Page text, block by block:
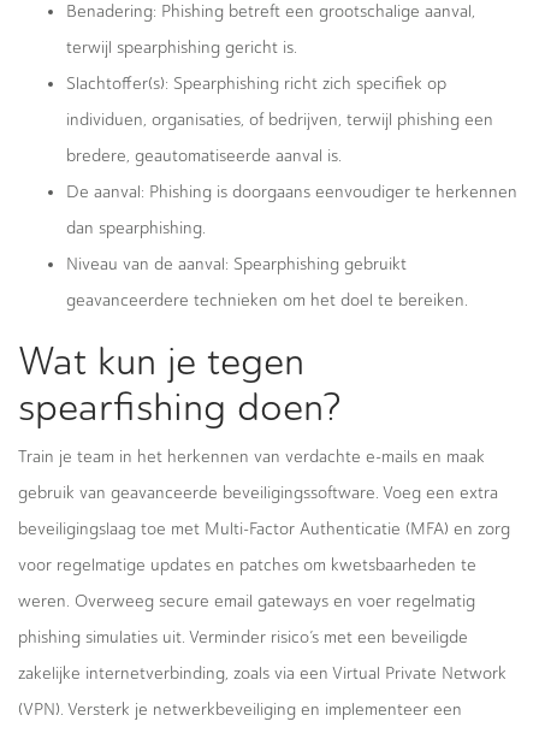
Benadering: Phishing betreft een grootschalige aanval,
terwijl spearphishing gericht is.
Slachtoffer(s): Spearphishing richt zich specifiek op
individuen, organisaties, of bedrijven, terwijl phishing een
bredere, geautomatiseerde aanval is.
De aanval: Phishing is doorgaans eenvoudiger te herkennen
dan spearphishing.
Niveau van de aanval: Spearphishing gebruikt
geavanceerdere technieken om het doel te bereiken.
Wat kun je tegen
spearfishing doen?
Train je team in het herkennen van verdachte e-mails en maak
gebruik van geavanceerde beveiligingssoftware. Voeg een extra
beveiligingslaag toe met Multi-Factor Authenticatie (MFA) en zorg
voor regelmatige updates en patches om kwetsbaarheden te
weren. Overweeg secure email gateways en voer regelmatig
phishing simulaties uit. Verminder risico’s met een beveiligde
zakelijke internetverbinding, zoals via een Virtual Private Network
(VPN). Versterk je netwerkbeveiliging en implementeer een